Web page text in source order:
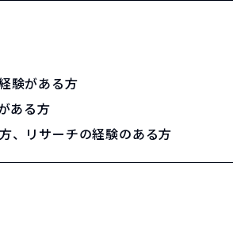
験がある方
ある方
、リサーチの経験のある方